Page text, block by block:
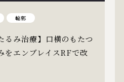
輪郭
るみ治療】口横のもたつ
をエンブレイスRFで改